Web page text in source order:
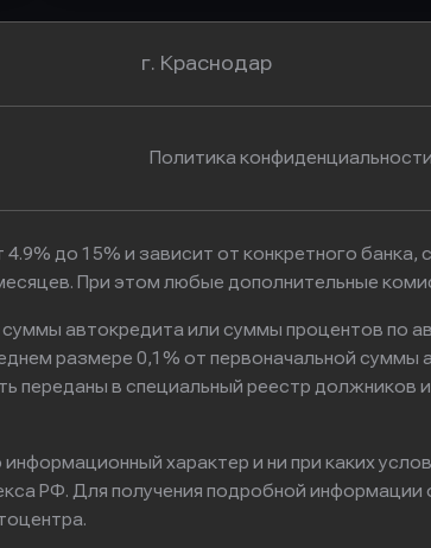
г. Краснодар
Политика конфиденциальности
до 15% и зависит от конкретного
При этом любые дополнительные
автокредита или суммы процентов по
размере 0,1% от первоначальной
переданы в специальный реестр должников
характер и ни при каких
РФ. Для получения подробной информации